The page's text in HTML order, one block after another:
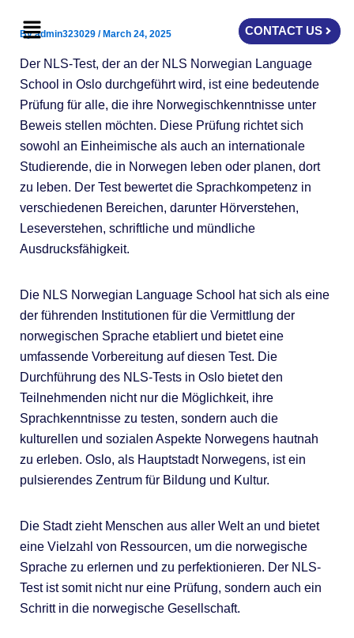
Menu CONTACT US
Byadmin323029 /March 24, 2025
Der NLS-Test, der an der NLS Norwegian Language
School in Oslo durchgeführt wird, ist eine bedeutende
Prüfung für alle, die ihre Norwegischkenntnisse unter
Beweis stellen möchten. Diese Prüfung richtet sich
sowohl an Einheimische als auch an internationale
Studierende, die in Norwegen leben oder planen, dort
zu leben. Der Test bewertet die Sprachkompetenz in
verschiedenen Bereichen, darunter Hörverstehen,
Leseverstehen, schriftliche und mündliche
Ausdrucksfähigkeit.
Die NLS Norwegian Language School hat sich als eine
der führenden Institutionen für die Vermittlung der
norwegischen Sprache etabliert und bietet eine
umfassende Vorbereitung auf diesen Test. Die
Durchführung des NLS-Tests in Oslo bietet den
Teilnehmenden nicht nur die Möglichkeit, ihre
Sprachkenntnisse zu testen, sondern auch die
kulturellen und sozialen Aspekte Norwegens hautnah
zu erleben. Oslo, als Hauptstadt Norwegens, ist ein
pulsierendes Zentrum für Bildung und Kultur.
Die Stadt zieht Menschen aus aller Welt an und bietet
eine Vielzahl von Ressourcen, um die norwegische
Sprache zu erlernen und zu perfektionieren. Der NLS-
Test ist somit nicht nur eine Prüfung, sondern auch ein
Schritt in die norwegische Gesellschaft.